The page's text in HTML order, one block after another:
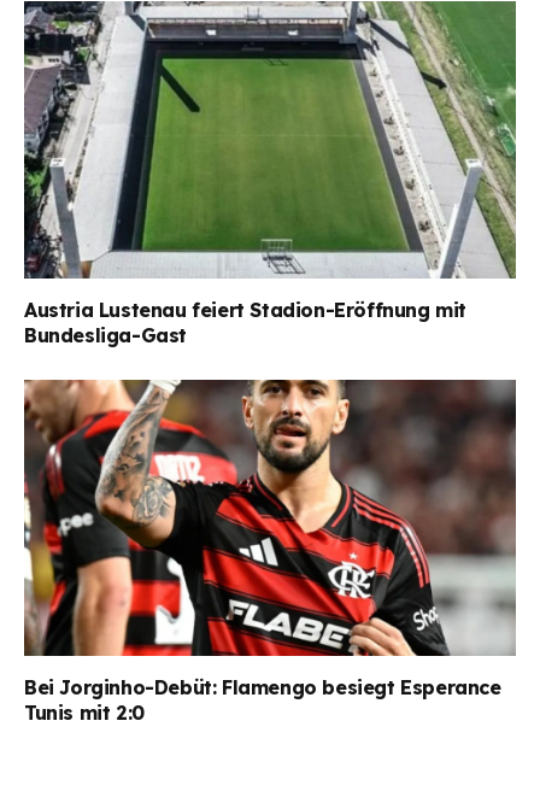
Austria Lustenau feiert Stadion-Eröffnung mit
Bundesliga-Gast
Bei Jorginho-Debüt: Flamengo besiegt Esperance
Tunis mit 2:0